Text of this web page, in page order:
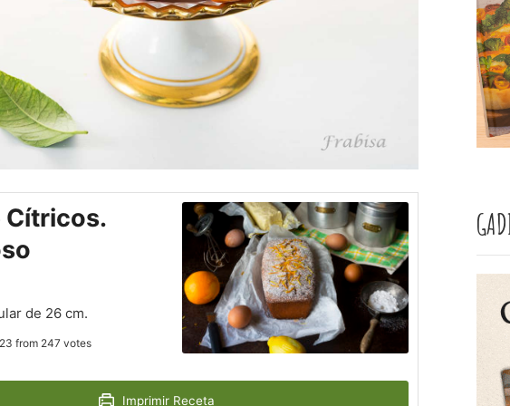
Cítricos.
de 26 cm.
from 247 votes
Imprimir Receta